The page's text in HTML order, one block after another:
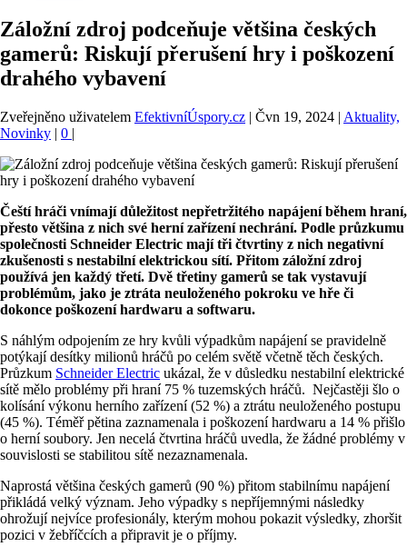
Záložní zdroj podceňuje většina českých
gamerů: Riskují přerušení hry i poškození
drahého vybavení
Zveřejněno uživatelem EfektivníÚspory.cz | Čvn 19, 2024 | Aktuality,
Novinky | 0 |
Čeští hráči vnímají důležitost nepřetržitého napájení během hraní,
přesto většina z nich své herní zařízení nechrání. Podle průzkumu
společnosti Schneider Electric mají tři čtvrtiny z nich negativní
zkušenosti s nestabilní elektrickou sítí. Přitom záložní zdroj
používá jen každý třetí. Dvě třetiny gamerů se tak vystavují
problémům, jako je ztráta neuloženého pokroku ve hře či
dokonce poškození hardwaru a softwaru.
S náhlým odpojením ze hry kvůli výpadkům napájení se pravidelně
potýkají desítky milionů hráčů po celém světě včetně těch českých.
Průzkum Schneider Electric ukázal, že v důsledku nestabilní elektrické
sítě mělo problémy při hraní 75 % tuzemských hráčů. Nejčastěji šlo o
kolísání výkonu herního zařízení (52 %) a ztrátu neuloženého postupu
(45 %). Téměř pětina zaznamenala i poškození hardwaru a 14 % přišlo
o herní soubory. Jen necelá čtvrtina hráčů uvedla, že žádné problémy v
souvislosti se stabilitou sítě nezaznamenala.
Naprostá většina českých gamerů (90 %) přitom stabilnímu napájení
přikládá velký význam. Jeho výpadky s nepříjemnými následky
ohrožují nejvíce profesionály, kterým mohou pokazit výsledky, zhoršit
pozici v žebříčcích a připravit je o příjmy.